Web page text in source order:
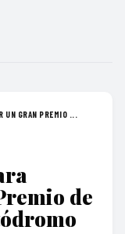
UN GRAN PREMIO ...
de